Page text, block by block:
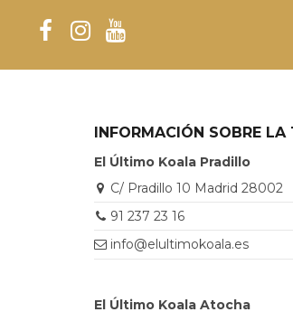
INFORMACIÓN SOBRE LA
El Último Koala Pradillo
C/ Pradillo 10 Madrid 28002
91 237 23 16
info@elultimokoala.es
El Último Koala Atocha